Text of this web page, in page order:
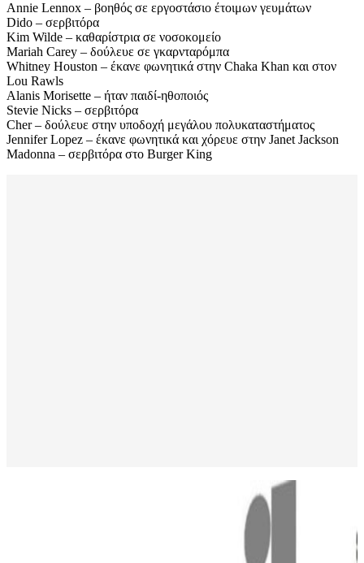
Annie Lennox – βοηθός σε εργοστάσιο έτοιμων γευμάτων
Dido – σερβιτόρα
Kim Wilde – καθαρίστρια σε νοσοκομείο
Mariah Carey – δούλευε σε γκαρνταρόμπα
Whitney Houston – έκανε φωνητικά στην Chaka Khan και στον
Lou Rawls
Alanis Morisette – ήταν παιδί-ηθοποιός
Stevie Nicks – σερβιτόρα
Cher – δούλευε στην υποδοχή μεγάλου πολυκαταστήματος
Jennifer Lopez – έκανε φωνητικά και χόρευε στην Janet Jackson
Madonna – σερβιτόρα στο Burger King